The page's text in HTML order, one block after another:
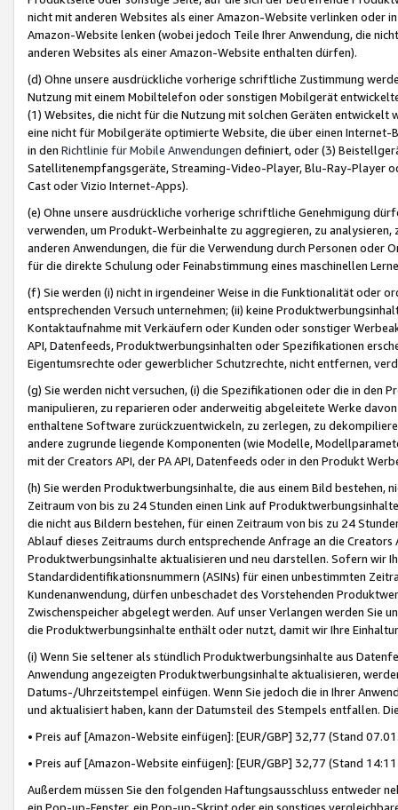
nicht mit anderen Websites als einer Amazon-Website verlinken oder
Amazon-Website lenken (wobei jedoch Teile Ihrer Anwendung, die
anderen Websites als einer Amazon-Website enthalten dürfen).
(d) Ohne unsere ausdrückliche vorherige schriftliche Zustimmung
Nutzung mit einem Mobiltelefon oder sonstigen Mobilgerät
(1) Websites, die nicht für die Nutzung mit solchen Geräten
eine nicht für Mobilgeräte optimierte Website, die über einen
in den Richtlinie für Mobile Anwendungen definiert, oder (3)
Satellitenempfangsgeräte, Streaming-Video-Player, Blu-Ray-Player
Cast oder Vizio Internet-Apps).
(e) Ohne unsere ausdrückliche vorherige schriftliche Genehmigung
verwenden, um Produkt-Werbeinhalte zu aggregieren, zu
anderen Anwendungen, die für die Verwendung durch Personen
für die direkte Schulung oder Feinabstimmung eines maschinellen
(f) Sie werden (i) nicht in irgendeiner Weise in die Funktionalität oder
entsprechenden Versuch unternehmen; (ii) keine
Kontaktaufnahme mit Verkäufern oder Kunden oder sonstiger
API, Datenfeeds, Produktwerbungsinhalten oder Spezifikationen
Eigentumsrechte oder gewerblicher Schutzrechte, nicht entfernen,
(g) Sie werden nicht versuchen, (i) die Spezifikationen oder die in
manipulieren, zu reparieren oder anderweitig abgeleitete Werke
enthaltene Software zurückzuentwickeln, zu zerlegen, zu
andere zugrunde liegende Komponenten (wie Modelle,
mit der Creators API, der PA API, Datenfeeds oder in den Produkt
(h) Sie werden Produktwerbungsinhalte, die aus einem Bild bestehen,
Zeitraum von bis zu 24 Stunden einen Link auf
die nicht aus Bildern bestehen, für einen Zeitraum von bis zu 24
Ablauf dieses Zeitraums durch entsprechende Anfrage an die
Produktwerbungsinhalte aktualisieren und neu darstellen. Sofern wir
Standardidentifikationsnummern (ASINs) für einen unbestimmten
Kundenanwendung, dürfen unbeschadet des Vorstehenden
Zwischenspeicher abgelegt werden. Auf unser Verlangen werden Sie
die Produktwerbungsinhalte enthält oder nutzt, damit wir Ihre
(i) Wenn Sie seltener als stündlich Produktwerbungsinhalte aus
Anwendung angezeigten Produktwerbungsinhalte aktualisieren,
Datums-/Uhrzeitstempel einfügen. Wenn Sie jedoch die in Ihrer
und aktualisiert haben, kann der Datumsteil des Stempels entfallen.
• Preis auf [Amazon-Website einfügen]: [EUR/GBP] 32,77 (Stand
• Preis auf [Amazon-Website einfügen]: [EUR/GBP] 32,77 (Stand
Außerdem müssen Sie den folgenden Haftungsausschluss entweder
ein Pop-up-Fenster, ein Pop-up-Skript oder ein sonstiges